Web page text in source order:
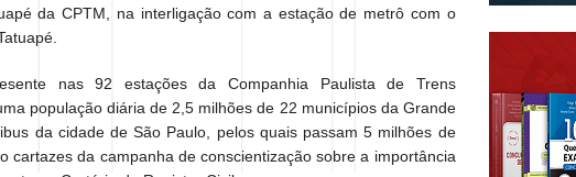
da CPTM, na interligação com a estação de metrô com o
nas 92 estações da Companhia Paulista de Trens
população diária de 2,5 milhões de 22 municípios da Grande
da cidade de São Paulo, pelos quais passam 5 milhões de
cartazes da campanha de conscientização sobre a importância